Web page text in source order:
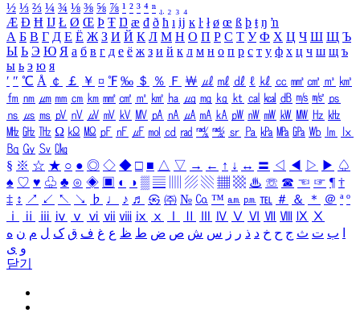
½ ⅓ ⅔ ¼ ¾ ⅛ ⅜ ⅝ ⅞ ¹ ² ³ ⁴ ⁿ ₁ ₂ ₃ ₄
Æ Ð Ħ Ĳ Ł Ø Œ Þ Ŧ Ŋ æ đ ð ħ ı ĳ ĸ ŀ ł ø œ ß þ ŧ ŋ ŉ
А Б В Г Д Е Ё Ж З И Й К Л М Н О П Р С Т У Ф Х Ц Ч Ш Щ Ъ
Ы Ь Э Ю Я а б в г д е ё ж з и й к л м н о п р с т у ф х ц ч ш щ ъ
ы ь э ю я
′ ″ ℃ Å ￠ ￡ ￥ ¤ ℉ ‰ ＄ ％ Ｆ ￦ ㎕ ㎖ ㎗ ℓ ㎘ ㏄ ㎣ ㎤ ㎥ ㎦
㎙ ㎚ ㎛ ㎜ ㎝ ㎞ ㎟ ㎠ ㎡ ㎢ ㏊ ㎍ ㎎ ㎏ ㏏ ㎈ ㎉ ㏈ ㎧ ㎨ ㎰
㎱ ㎲ ㎳ ㎴ ㎵ ㎶ ㎷ ㎸ ㎹ ㎀ ㎁ ㎂ ㎃ ㎄ ㎺ ㎻ ㎽ ㎾ ㎿ ㎐ ㎑
㎒ ㎓ ㎔ Ω ㏀ ㏁ ㎊ ㎋ ㎌ ㏖ ㏅ ㎭ ㎮ ㎯ ㏛ ㎩ ㎪ ㎫ ㎬ ㏝ ㏐
㏓
㏃ ㏉ ㏜ ㏆
§ ※ ☆ ★ ○ ● ◎ ◇ ◆ □ ■ △ ▽ → ← ↑ ↓ ↔ 〓 ◁ ◀ ▷ ▶ ♤
♠ ♡ ♥ ♧ ♣ ⊙ ◈ ▣ ◐ ◑ ▒ ▤ ▨ ▧ ▦ ▩ ♨ ☏ ☎ ☜ ☞ ¶ †
‡ ↕ ↗ ↙ ↖ ↘ ♭ ♩ ♪ ♬ ㉿ ㈜ № ㏇ ™ ㏂ ㏘ ℡ ＃ ＆ ＊ ＠ ª º
ⅰ
ⅱ ⅲ ⅳ ⅴ ⅵ ⅶ ⅷ ⅸ ⅹ Ⅳ Ⅴ Ⅵ Ⅶ Ⅷ Ⅸ Ⅹ
ب ت ث ج ح خ د ذ ر ز س ش ص ض ط ظ ع غ ف ق ک ل م ن ه
و ی
닫기